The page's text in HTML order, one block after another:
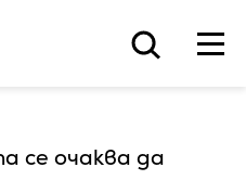
се очаква да